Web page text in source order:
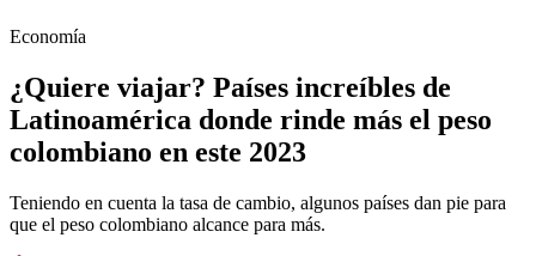
Economía
¿Quiere viajar? Países increíbles de
Latinoamérica donde rinde más el peso
colombiano en este 2023
Teniendo en cuenta la tasa de cambio, algunos países dan pie para
que el peso colombiano alcance para más.